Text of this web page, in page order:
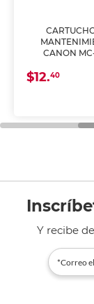
CANON
$12.40
Y recibe